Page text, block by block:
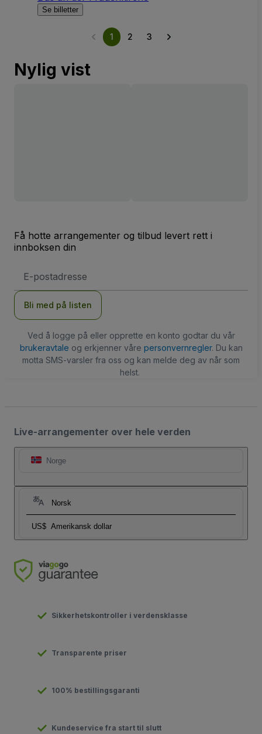
Se billetter
1 2 3
Nylig vist
Få hotte arrangementer og tilbud levert rett i
innboksen din
postadresse
Bli med på listen
Ved å logge på eller opprette en konto godtar du vår
brukeravtale og erkjenner våre personvernregler. Du kan
motta SMS-varsler fra oss og kan melde deg av når som
helst.
Live-arrangementer over hele verden
Norge
Norsk
US$ Amerikansk dollar
Sikkerhetskontroller i verdensklasse
Transparente priser
100% bestillingsgaranti
Kundeservice fra start til slutt